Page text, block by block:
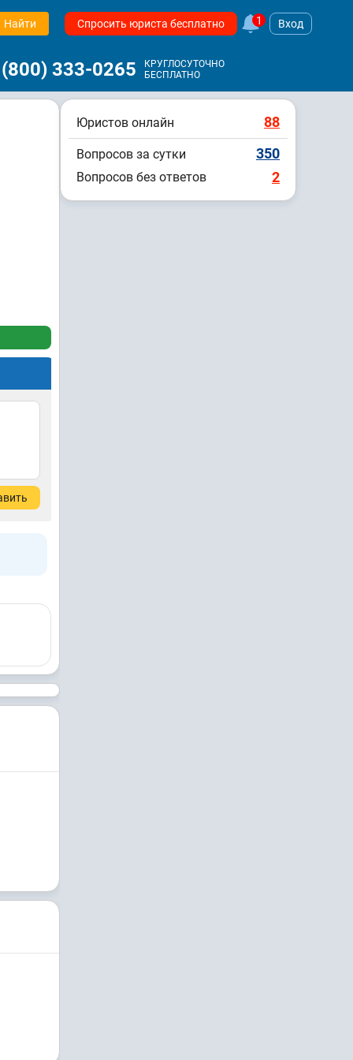
Найти Спросить юриста бесплатно 1 Вход
333-0265
КРУГЛОСУТОЧНО
БЕСПЛАТНО
Юристов онлайн 88
Вопросов за сутки 350
Вопросов без ответов 2